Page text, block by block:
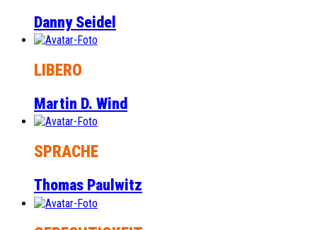
Danny Seidel
LIBERO
Martin D. Wind
SPRACHE
Thomas Paulwitz